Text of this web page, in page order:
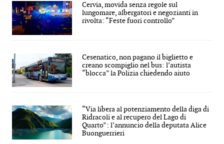
Cervia, movida senza regole sul
lungomare, albergatori e negozianti in
rivolta: “Feste fuori controllo”
Cesenatico, non pagano il biglietto e
creano scompiglio nel bus: l’autista
“blocca” la Polizia chiedendo aiuto
“Via libera al potenziamento della diga di
Ridracoli e al recupero del Lago di
Quarto”: l’annuncio della deputata Alice
Buonguerrieri